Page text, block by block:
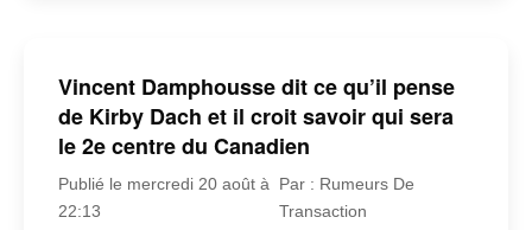
Vincent Damphousse dit ce qu’il pense
de Kirby Dach et il croit savoir qui sera
le 2e centre du Canadien
Publié le mercredi 20 août à
22:13
Par : Rumeurs De
Transaction